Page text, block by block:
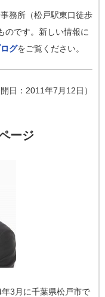
務所（松戸駅東口徒歩
のです。新しい情報に
グをご覧ください。
開日：2011年7月12日）
ージ
3月に千葉県松戸市で